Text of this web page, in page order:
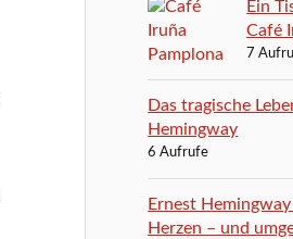
Ein
Café
7
Das tragische
Hemingway
6 Aufrufe
Ernest
Herzen – und